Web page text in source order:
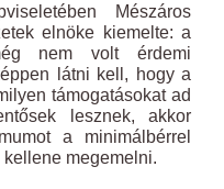
Mészáros
elnöke kiemelte: a
nem volt érdemi
látni kell, hogy a
támogatásokat ad
lesznek, akkor
a minimálbérrel
megemelni.